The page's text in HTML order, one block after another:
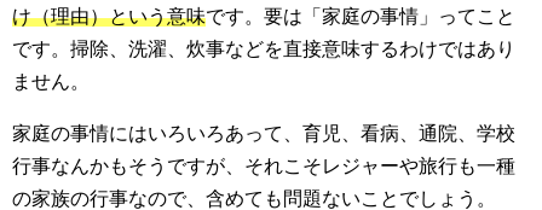
け（理由）という意味です。要は「家庭の事情」ってこと
です。掃除、洗濯、炊事などを直接意味するわけではあり
ません。
家庭の事情にはいろいろあって、育児、看病、通院、学校
行事なんかもそうですが、それこそレジャーや旅行も一種
の家族の行事なので、含めても問題ないことでしょう。